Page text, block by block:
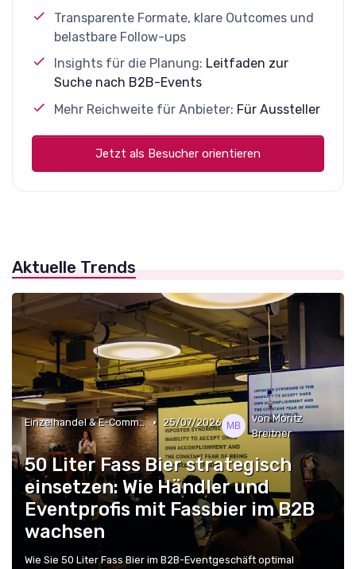
Transparente Formate, klare Outcomes und
belastbare Follow-ups
Insights für die Planung: Leitfaden zur
Suche nach B2B-Events
Mehr Reichweite für Anbieter: Für Aussteller
Jetzt als Besucher orientieren
Aktuelle Trends
Einzelhandel & E-Commerce • 25/07/2026
von Moritz
Breitner
50 Liter Fass Bier strategisch
einsetzen: Wie Händler und
Eventprofis mit Fassbier im B2B
wachsen
Wie Sie 50 Liter Fass Bier im B2B-Eventgeschäft optimal